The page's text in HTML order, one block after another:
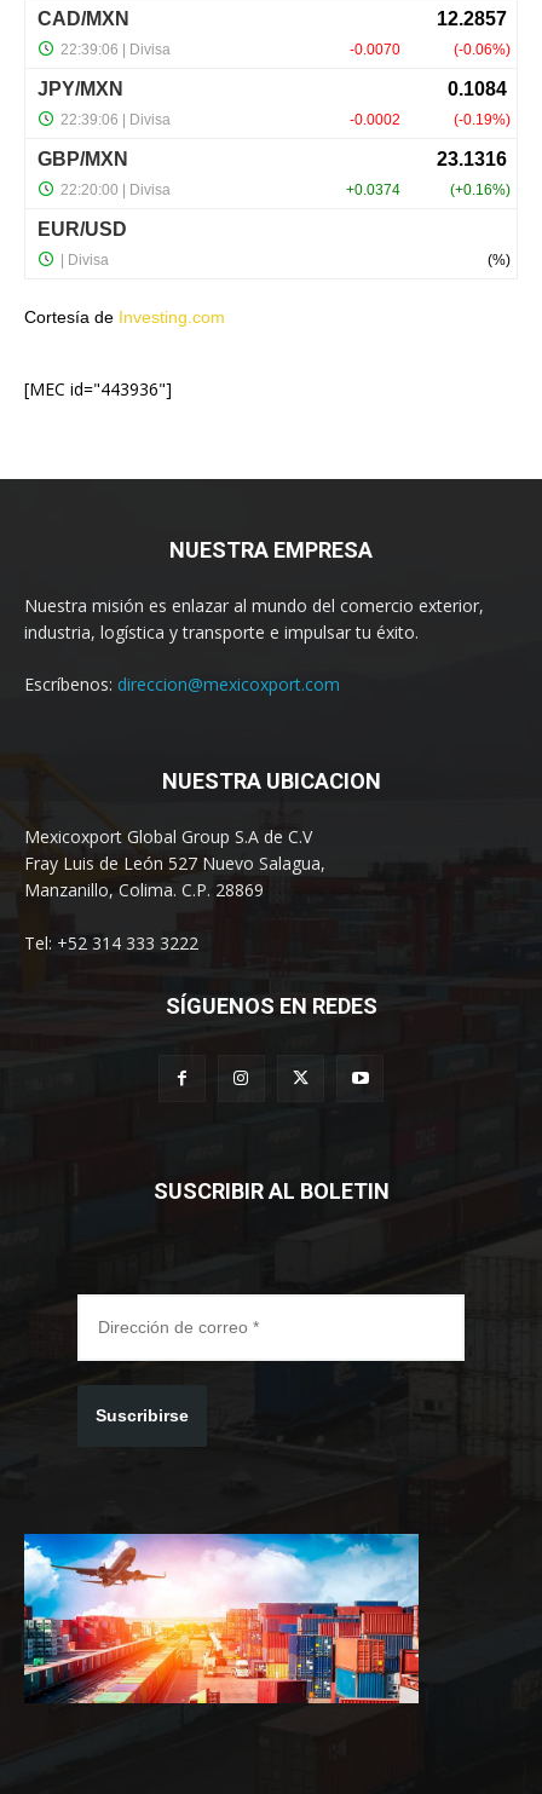
Cortesía de Investing.com
[MEC id="443936"]
NUESTRA EMPRESA
Nuestra misión es enlazar al mundo del comercio exterior,
industria, logística y transporte e impulsar tu éxito.
Escríbenos: direccion@mexicoxport.com
NUESTRA UBICACION
Mexicoxport Global Group S.A de C.V
Fray Luis de León 527 Nuevo Salagua,
Manzanillo, Colima. C.P. 28869
Tel: +52 314 333 3222
SÍGUENOS EN REDES
SUSCRIBIR AL BOLETIN
Suscribirse